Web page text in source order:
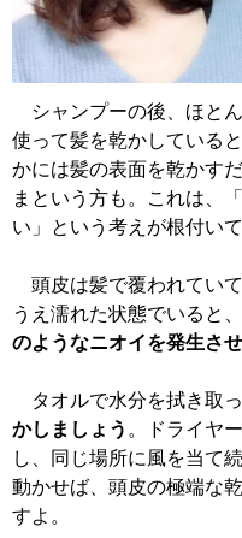
シャンプーの後、ほと
使って髪を乾かしている
かには髪の表面を乾かす
まという方も。これは、
い」という考えが根付いて
頭皮は髪で覆われてい
うえ濡れた状態でいると
のようなニオイを発生さ
タオルで水分を拭き取っ
かしましょう 。ドライヤ
し、同じ場所に風を当て
動かせば、頭皮の極端な
すよ。